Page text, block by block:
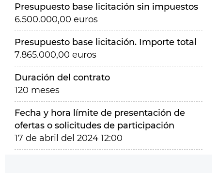
Presupuesto base licitación sin impuestos
6.500.000,00 euros
Presupuesto base licitación. Importe total
7.865.000,00 euros
Duración del contrato
120 meses
Fecha y hora límite de presentación de
ofertas o solicitudes de participación
17 de abril del 2024 12:00